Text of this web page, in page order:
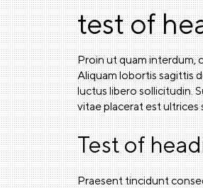
test of
Proin ut quam interdum,
Aliquam lobortis sagittis
luctus libero sollicitudin.
vitae placerat est ultrices
Test of
Praesent tincidunt